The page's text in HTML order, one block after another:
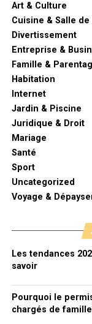
Art & Culture
Cuisine & Salle de
Divertissement
Entreprise &
Famille &
Habitation
Internet
Jardin & Piscine
Juridique & Droit
Mariage
Santé
Sport
Uncategorized
Voyage &
Les tendances
savoir
Pourquoi le
chargés de